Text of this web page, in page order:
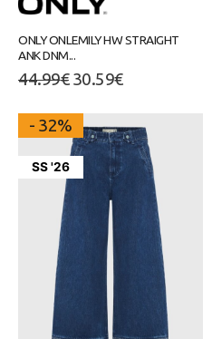
ONLY ONLEMILY HW STRAIGHT
ANK DNM...
44.99€ 30.59€
SS '26
- 32%